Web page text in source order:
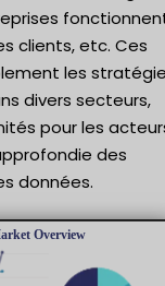
clients, etc. Ces
les
divers secteurs,
pour les
des
données.